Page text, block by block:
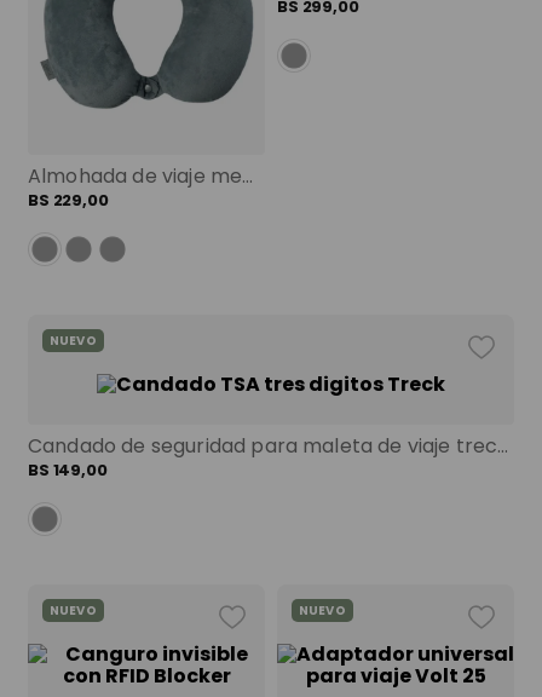
Almohada de viaje memory foam jet pillow gris color: gris
BS 229,00
BS 299,00
Candado de seguridad para maleta de viaje treck negro color: negro
NUEVO
BS 149,00
NUEVO NUEVO
spiderman